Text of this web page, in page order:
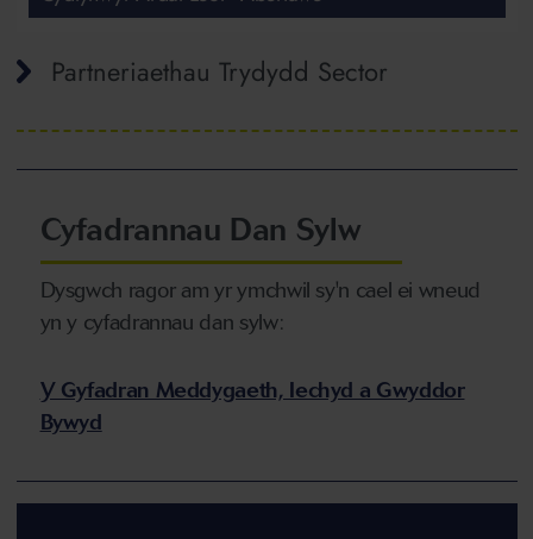
Partneriaethau Trydydd Sector
Cyfadrannau Dan Sylw
Dysgwch ragor am yr ymchwil sy'n cael ei wneud
yn y cyfadrannau dan sylw:
Y Gyfadran Meddygaeth, Iechyd a Gwyddor
Bywyd